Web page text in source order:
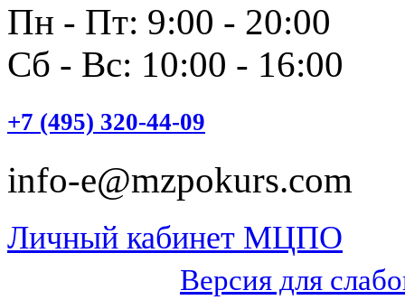
Пн - Пт: 9:00 - 20:00
Сб - Вс: 10:00 - 16:00
+7 (495) 320-44-09
info-e@mzpokurs.com
Личный кабинет МЦПО
Версия для